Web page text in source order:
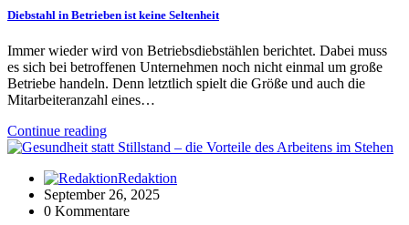
Diebstahl in Betrieben ist keine Seltenheit
Immer wieder wird von Betriebsdiebstählen berichtet. Dabei muss
es sich bei betroffenen Unternehmen noch nicht einmal um große
Betriebe handeln. Denn letztlich spielt die Größe und auch die
Mitarbeiteranzahl eines…
Continue reading
Redaktion
September 26, 2025
0 Kommentare